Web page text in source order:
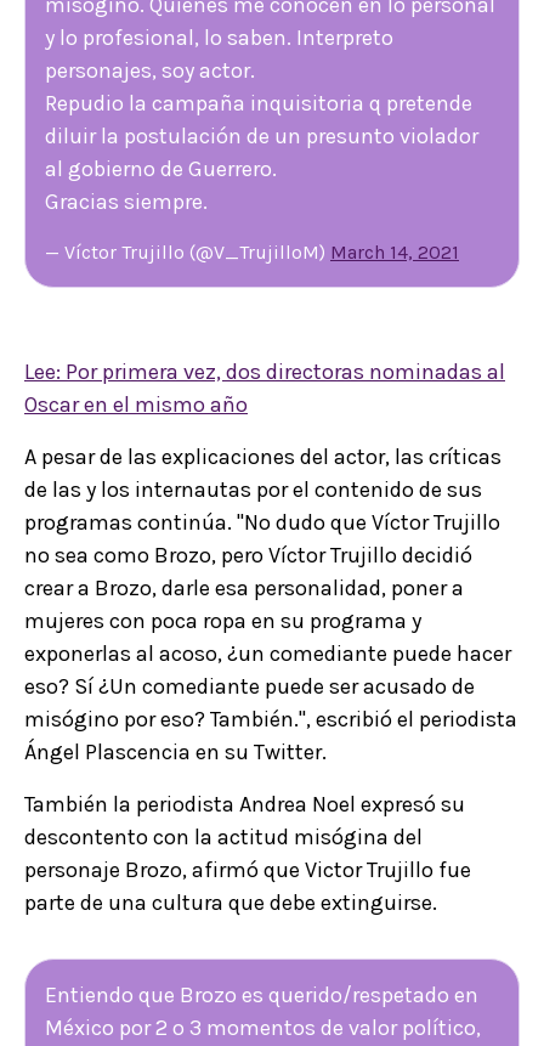
y lo profesional, lo saben. Interpreto
personajes, soy actor.
Repudio la campaña inquisitoria q pretende
diluir la postulación de un presunto violador
al gobierno de Guerrero.
Gracias siempre.
— Víctor Trujillo (@V_TrujilloM) March 14, 2021
Lee: Por primera vez, dos directoras nominadas al
Oscar en el mismo año
A pesar de las explicaciones del actor, las críticas
de las y los internautas por el contenido de sus
programas continúa. "No dudo que Víctor Trujillo
no sea como Brozo, pero Víctor Trujillo decidió
crear a Brozo, darle esa personalidad, poner a
mujeres con poca ropa en su programa y
exponerlas al acoso, ¿un comediante puede hacer
eso? Sí ¿Un comediante puede ser acusado de
misógino por eso? También.", escribió el periodista
Ángel Plascencia en su Twitter.
También la periodista Andrea Noel expresó su
descontento con la actitud misógina del
personaje Brozo, afirmó que Victor Trujillo fue
parte de una cultura que debe extinguirse.
Entiendo que Brozo es querido/respetado en
México por 2 o 3 momentos de valor político,